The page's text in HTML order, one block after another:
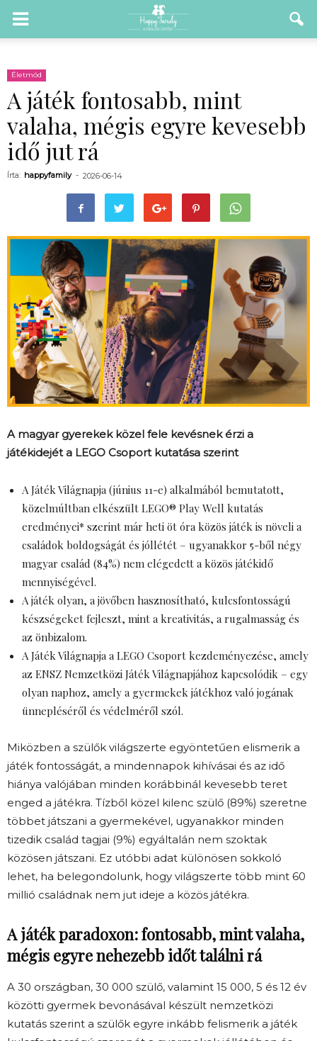
Életmód
A játék fontosabb, mint
valaha, mégis egyre kevesebb
idő jut rá
Írta: happyfamily - 2026-06-14
A magyar gyerekek közel fele kevésnek érzi a
játékidejét a LEGO Csoport kutatása szerint
A Játék Világnapja (június 11-e) alkalmából bemutatott,
közelmúltban elkészült LEGO® Play Well kutatás
eredményei* szerint már heti öt óra közös játék is növeli a
családok boldogságát és jóllétét – ugyanakkor 5-ből négy
magyar család (84%) nem elégedett a közös játékidő
mennyiségével.
A játék olyan, a jövőben hasznosítható, kulcsfontosságú
készségeket fejleszt, mint a kreativitás, a rugalmasság és
az önbizalom.
A Játék Világnapja a LEGO Csoport kezdeményezése, amely
az ENSZ Nemzetközi Játék Világnapjához kapcsolódik – egy
olyan naphoz, amely a gyermekek játékhoz való jogának
ünnepléséről és védelméről szól.
Miközben a szülők világszerte egyöntetűen elismerik a
játék fontosságát, a mindennapok kihívásai és az idő
hiánya valójában minden korábbinál kevesebb teret
enged a játékra. Tízből közel kilenc szülő (89%) szeretne
többet játszani a gyermekével, ugyanakkor minden
tizedik család tagjai (9%) egyáltalán nem szoktak
közösen játszani. Ez utóbbi adat különösen sokkoló
lehet, ha belegondolunk, hogy világszerte több mint 60
millió családnak nem jut ideje a közös játékra.
A játék paradoxon: fontosabb, mint valaha,
mégis egyre nehezebb időt találni rá
A 30 országban, 30 000 szülő, valamint 15 000, 5 és 12 év
közötti gyermek bevonásával készült nemzetközi
kutatás szerint a szülők egyre inkább felismerik a játék